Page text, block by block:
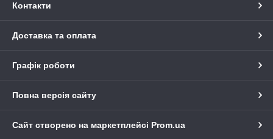
Контакти
Доставка та оплата
Графік роботи
Повна версія сайту
Сайт створено на маркетплейсі Prom.ua